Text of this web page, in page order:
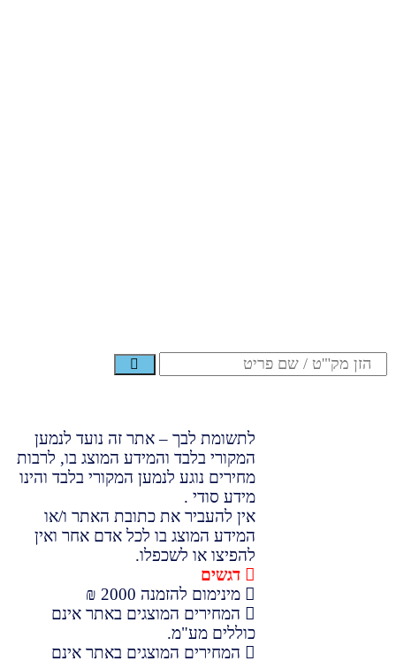
לתשומת לבך – אתר זה נועד לנמען
המקורי בלבד והמידע המוצג בו, לרבות
מחירים נוגע לנמען המקורי בלבד והינו
מידע סודי .
אין להעביר את כתובת האתר ו/או
המידע המוצג בו לכל אדם אחר ואין
להפיצו או לשכפלו.
דגשים
מינימום להזמנה 2000 ₪
המחירים המוצגים באתר אינם
כוללים מע"מ.
המחירים המוצגים באתר אינם